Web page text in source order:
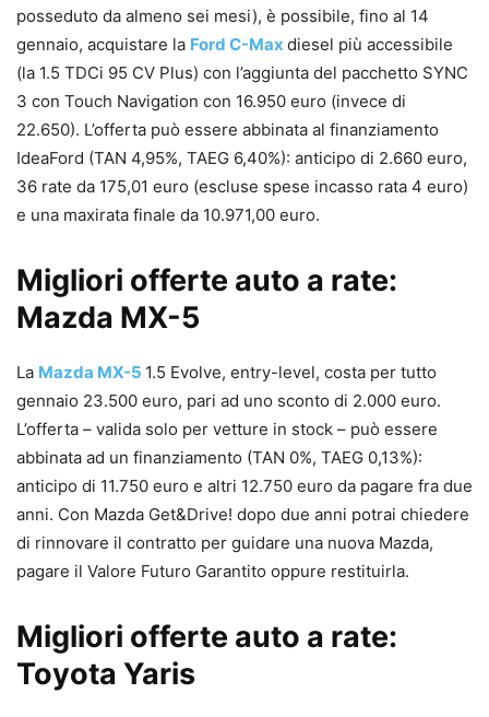
posseduto da almeno sei mesi), è possibile, fino al 14
gennaio, acquistare la Ford C-Max diesel più accessibile
(la 1.5 TDCi 95 CV Plus) con l’aggiunta del pacchetto SYNC
3 con Touch Navigation con 16.950 euro (invece di
22.650). L’offerta può essere abbinata al finanziamento
IdeaFord (TAN 4,95%, TAEG 6,40%): anticipo di 2.660 euro,
36 rate da 175,01 euro (escluse spese incasso rata 4 euro)
e una maxirata finale da 10.971,00 euro.
Migliori offerte auto a rate:
Mazda MX-5
La Mazda MX-5 1.5 Evolve, entry-level, costa per tutto
gennaio 23.500 euro, pari ad uno sconto di 2.000 euro.
L’offerta – valida solo per vetture in stock – può essere
abbinata ad un finanziamento (TAN 0%, TAEG 0,13%):
anticipo di 11.750 euro e altri 12.750 euro da pagare fra due
anni. Con Mazda Get&Drive! dopo due anni potrai chiedere
di rinnovare il contratto per guidare una nuova Mazda,
pagare il Valore Futuro Garantito oppure restituirla.
Migliori offerte auto a rate:
Toyota Yaris